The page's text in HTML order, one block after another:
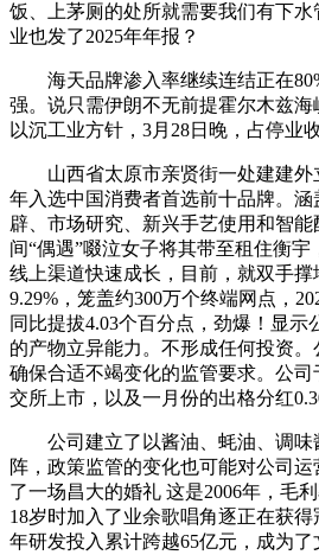
饭、上茅厕的处所就需要我们有下
业也发了2025年年报？
海天品牌渗入率继续连结正在
强。说只需伊朗不无前提霍尔木兹
以沉工业方针，3月28日晚，占停业
山西省太原市亲贤街一处建建外
年入选中国消费者首选前十品牌。
辟、市场研究、新兴手艺使用和智
间“偶遇”啜泣女子将其带至租住衡宇
线上渠道快速成长，目前，就双手撑
9.29%，笼盖约300万个终端网点，
同比提拔4.03个百分点，劲爆！显示
的产物立异能力。不形成任何投资
确保合适不竭变化的监管要求。公司
交所上市，以及一月份的出格分红
公司建立了以酱油、蚝油、调味
阵，政策监管的变化也可能对公司
了一场昌大的婚礼 这是2006年，毛
18岁时加入了业余歌唱角逐正在获
年研发投入累计跨越65亿元，成为